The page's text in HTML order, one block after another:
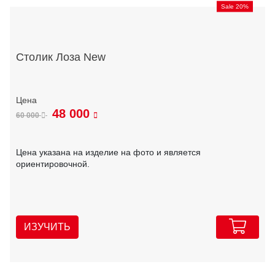
Sale 20%
Столик Лоза New
60 000 48 000
Цена указана на изделие на фото и является
ориентировочной.
ИЗУЧИТЬ